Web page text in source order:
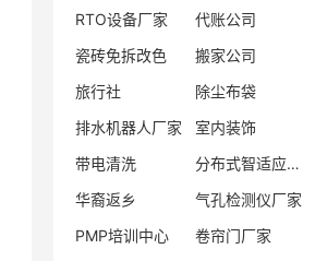
RTO设备厂家 代账公司
瓷砖免拆改色
搬家公司
旅行社
除尘布袋
排水机器人厂家
室内装饰
带电清洗
分布式智适应动力模块厂家
华裔返乡
气孔检测仪厂家
PMP培训中心
卷帘门厂家